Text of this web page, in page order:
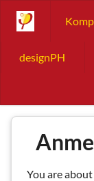
designPH
You are